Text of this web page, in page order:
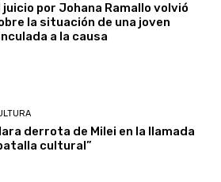
juicio por Johana Ramallo volvió
la situación de una joven
a la causa
derrota de Milei en la llamada
cultural”